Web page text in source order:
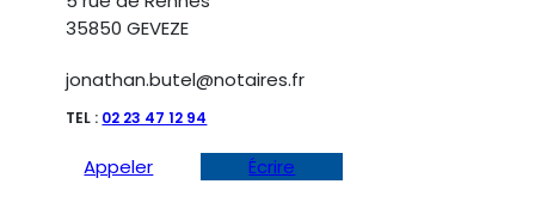
35850 GEVEZE
jonathan.butel@notaires.fr
TEL : 02 23 47 12 94
Appeler Écrire